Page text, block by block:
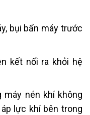
bụi bẩn máy trước
kết nối ra khỏi hệ
máy nén khí không
lực khí bên trong